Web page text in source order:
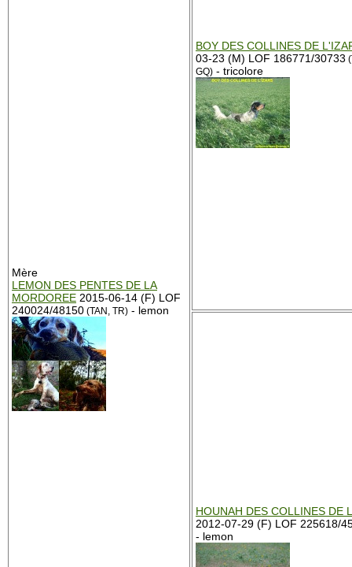
Mère
LEMON DES PENTES DE LA
MORDOREE 2015-06-14 (F) LOF
240024/48150 (TAN, TR) - lemon
BOY DES COLLINES DE
03-23 (M) LOF 186771/30733
GQ) - tricolore
HOUNAH DES COLLINES DE
2012-07-29 (F) LOF 225618/
- lemon